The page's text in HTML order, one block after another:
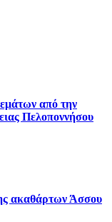
από την
Πελοποννήσου
ακαθάρτων Άσσου